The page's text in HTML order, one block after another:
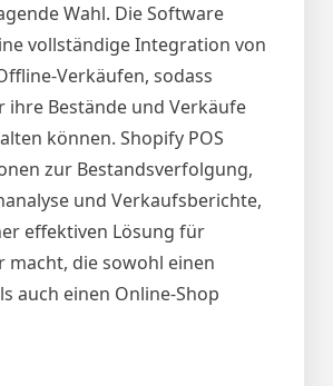
Wahl. Die Software
vollständige Integration von
Verkäufen, sodass
ihre Bestände und Verkäufe
können. Shopify POS
zur Bestandsverfolgung,
und Verkaufsberichte,
effektiven Lösung für
macht, die sowohl einen
auch einen Online-Shop